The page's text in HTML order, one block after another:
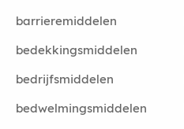
barrieremiddelen
bedekkingsmiddelen
bedrijfsmiddelen
bedwelmingsmiddelen